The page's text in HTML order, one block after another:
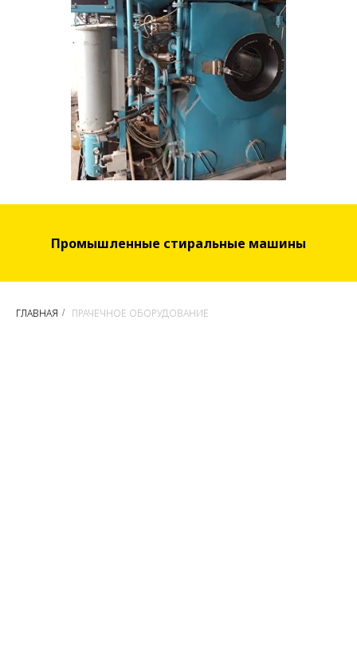
Промышленные стиральные машины
ГЛАВНАЯ / ПРАЧЕЧНОЕ ОБОРУДОВАНИЕ